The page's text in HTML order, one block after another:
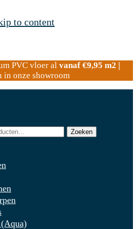
to content
PVC vloer al vanaf €9,95 m2 |
in onze showroom
Zoeken
Zoeken